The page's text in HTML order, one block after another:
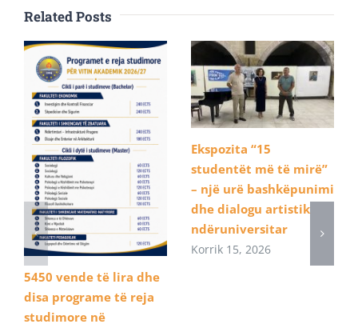
Related Posts
5450 vende të lira dhe
disa programe të reja
studimore në
Ekspozita “15
studentët më të mirë”
– një urë bashkëpunimi
dhe dialogu artistik
ndëruniversitar
Korrik 15, 2026